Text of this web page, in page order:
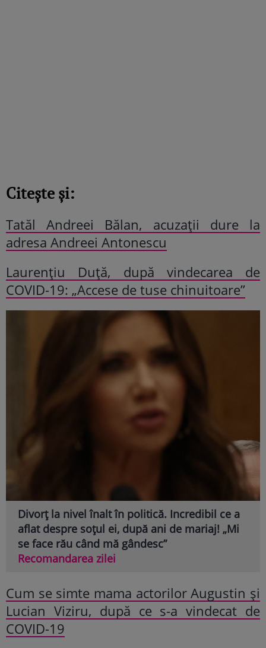
Citește și:
Tatăl Andreei Bălan, acuzații dure la
adresa Andreei Antonescu
Laurențiu Duță, după vindecarea de
COVID-19: „Accese de tuse chinuitoare”
Divorț la nivel înalt în politică. Incredibil ce a
aflat despre soțul ei, după ani de mariaj! „Mi
se face rău când mă gândesc”
Recomandarea zilei
Cum se simte mama actorilor Augustin și
Lucian Viziru, după ce s-a vindecat de
COVID-19